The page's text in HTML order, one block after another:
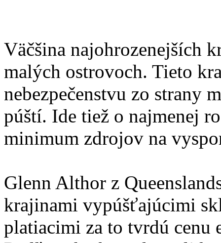
Väčšina najohrozenejších
malých ostrovoch. Tieto
nebezpečenstvu zo strany
púští. Ide tiež o najmenej
minimum zdrojov na
Glenn Althor z
krajinami vypúšťajúcimi
platiacimi za to tvrdú cenu